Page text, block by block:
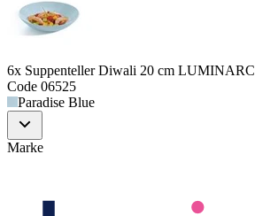
6x Suppenteller Diwali 20 cm LUMINARC
Code 06525
Paradise Blue
Marke